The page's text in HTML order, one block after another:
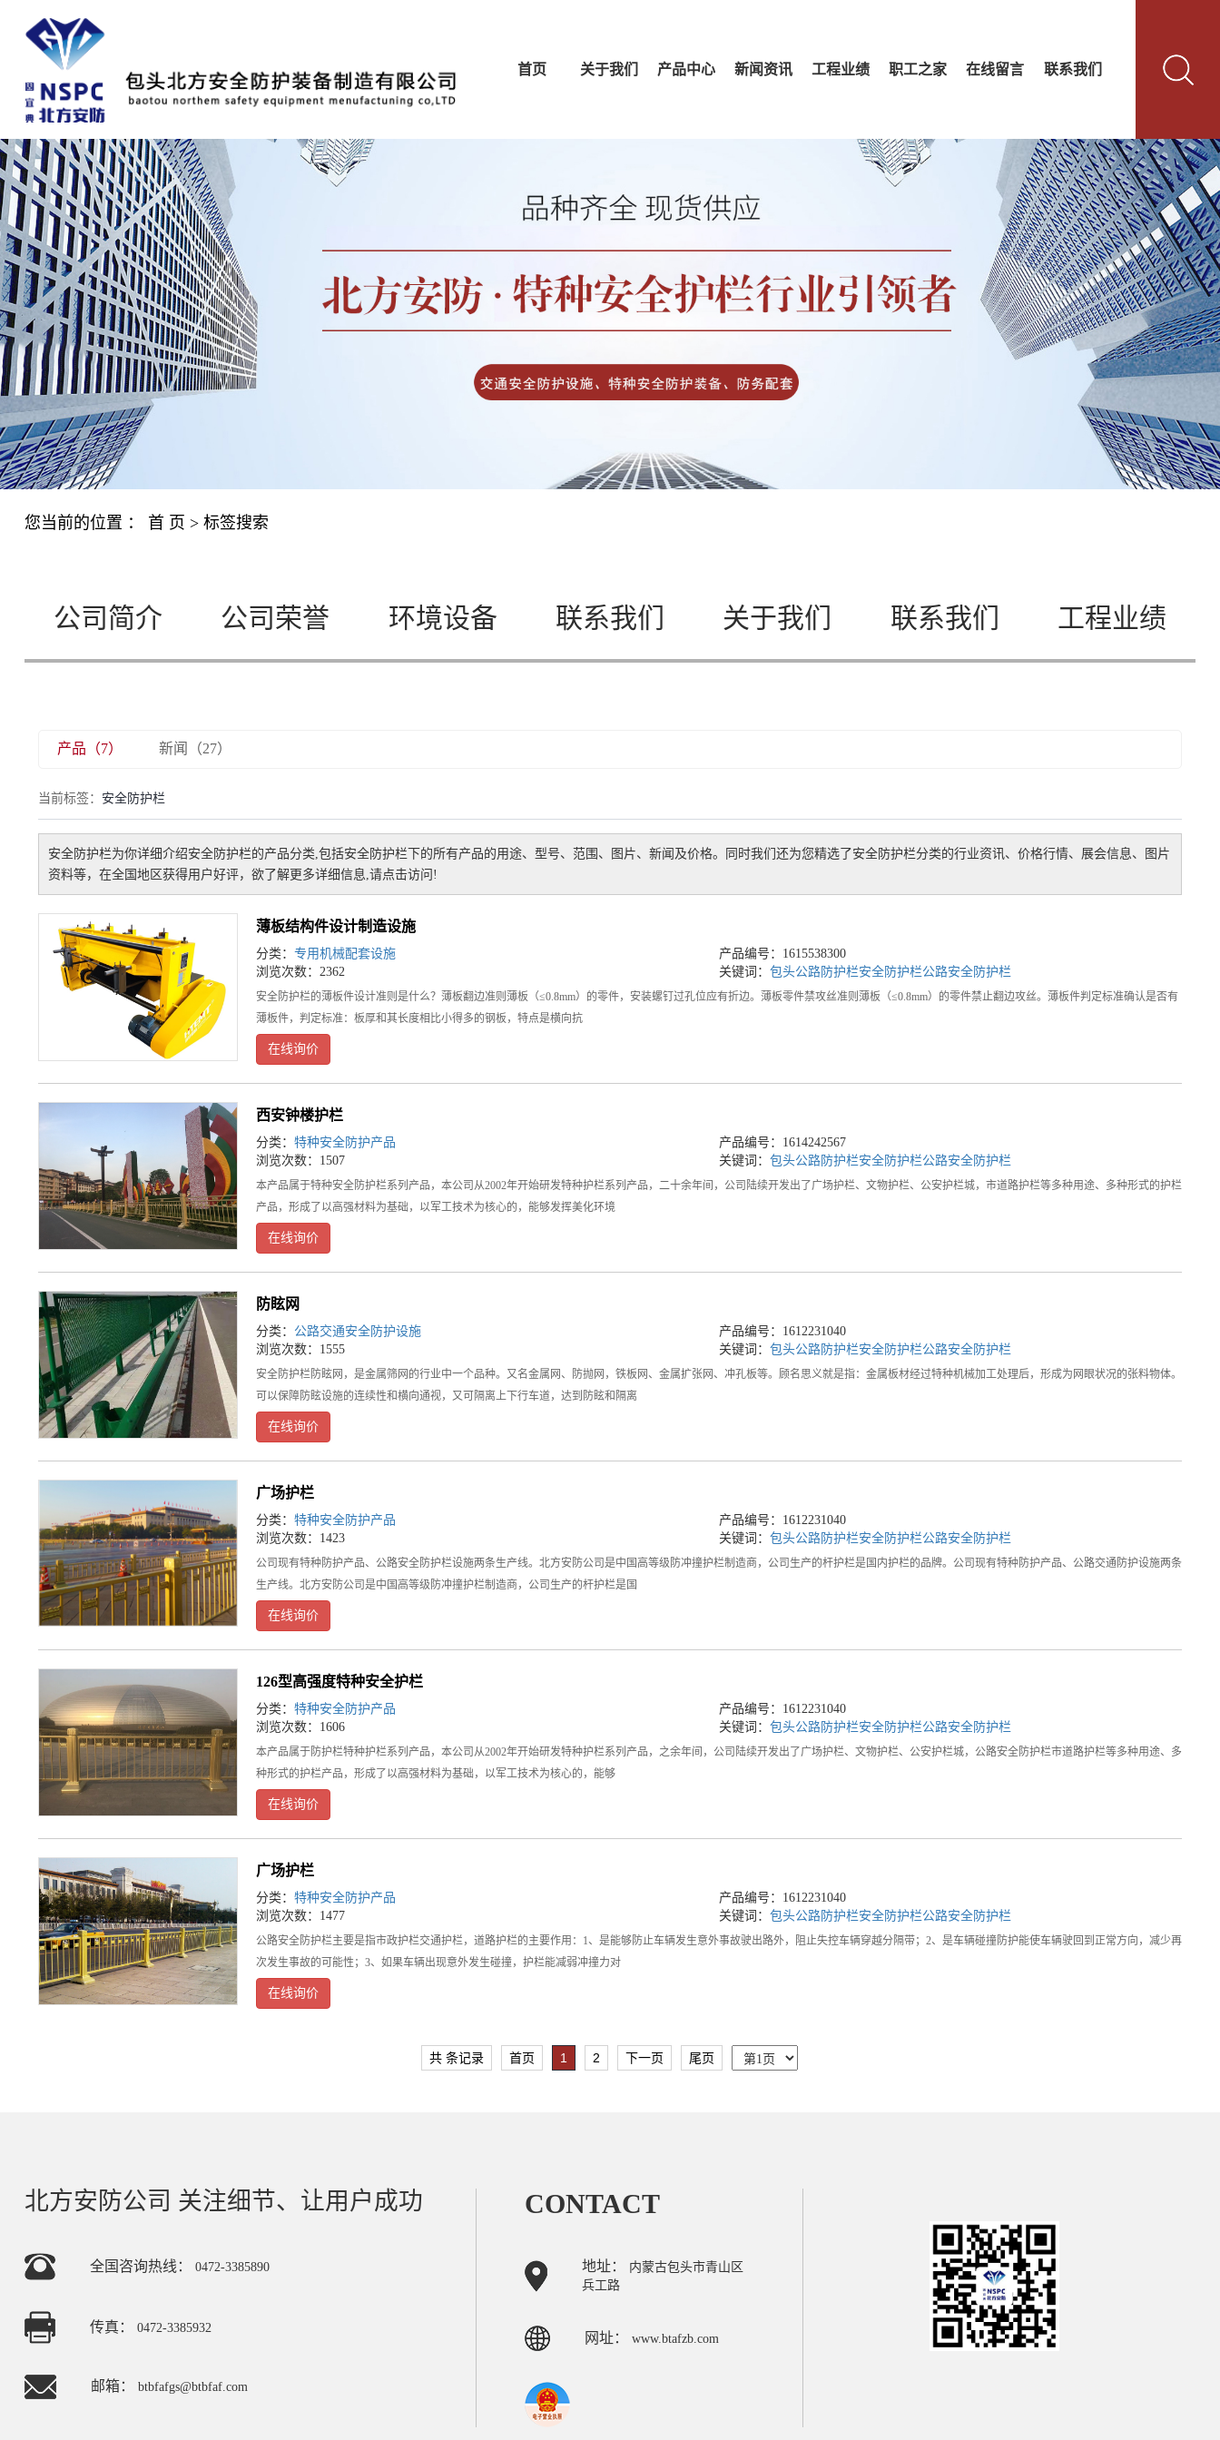
首页 关于我们 产品中心 新闻资讯 工程业绩 职工之家 在线留言 联系我们
您当前的位置 ： 首 页 > 标签搜索
公司简介 公司荣誉 环境设备 联系我们 关于我们 联系我们 工程业绩
产品（7） 新闻（27）
当前标签： 安全防护栏
安全防护栏为你详细介绍安全防护栏的产品分类,包括安全防护栏 下的所有产品的用途、型号、范围、图片、新闻及价格。同时我们还为您精选了 安全防护栏分类的行业资讯、价格行情、展会信息、图片
资料等，在全国地区获得用户好评，欲了解更多详细信息,请点击访问!
薄板结构件设计制造设施
分类： 专用机械配套设施
产品编号：1615538300
浏览次数：2362
关键词： 包头公路防护栏安全防护栏公路安全防护栏
安全防护栏的薄板件设计准则是什么？薄板翻边准则薄板（≤0.8mm）的零件，安装螺钉过孔位应有折边。薄板零件禁攻丝准则薄板（≤0.8mm）的零件禁止翻边攻丝。薄板件判定标准确认是否有
薄板件，判定标准：板厚和其长度相比小得多的钢板，特点是横向抗
在线询价
西安钟楼护栏
分类： 特种安全防护产品
产品编号：1614242567
浏览次数：1507
关键词： 包头公路防护栏安全防护栏公路安全防护栏
本产品属于特种安全防护栏系列产品，本公司从2002年开始研发特种护栏系列产品，二十余年间，公司陆续开发出了广场护栏、文物护栏、公安护栏城，市道路护栏等多种用途、多种形式的护栏
产品，形成了以高强材料为基础，以军工技术为核心的，能够发挥美化环境
在线询价
防眩网
分类： 公路交通安全防护设施
产品编号：1612231040
浏览次数：1555
关键词： 包头公路防护栏安全防护栏公路安全防护栏
安全防护栏防眩网，是金属筛网的行业中一个品种。又名金属网、防抛网，铁板网、金属扩张网、冲孔板等。顾名思义就是指：金属板材经过特种机械加工处理后，形成为网眼状况的张料物体。
可以保障防眩设施的连续性和横向通视，又可隔离上下行车道，达到防眩和隔离
在线询价
广场护栏
分类： 特种安全防护产品
产品编号：1612231040
浏览次数：1423
关键词： 包头公路防护栏安全防护栏公路安全防护栏
公司现有特种防护产品、公路安全防护栏设施两条生产线。北方安防公司是中国高等级防冲撞护栏制造商，公司生产的杆护栏是国内护栏的品牌。公司现有特种防护产品、公路交通防护设施两条
生产线。北方安防公司是中国高等级防冲撞护栏制造商，公司生产的杆护栏是国
在线询价
126型高强度特种安全护栏
分类： 特种安全防护产品
产品编号：1612231040
浏览次数：1606
关键词： 包头公路防护栏安全防护栏公路安全防护栏
本产品属于防护栏特种护栏系列产品，本公司从2002年开始研发特种护栏系列产品，之余年间，公司陆续开发出了广场护栏、文物护栏、公安护栏城，公路安全防护栏市道路护栏等多种用途、多
种形式的护栏产品，形成了以高强材料为基础，以军工技术为核心的，能够
在线询价
广场护栏
分类： 特种安全防护产品
产品编号：1612231040
浏览次数：1477
关键词： 包头公路防护栏安全防护栏公路安全防护栏
公路安全防护栏主要是指市政护栏交通护栏，道路护栏的主要作用：1、是能够防止车辆发生意外事故驶出路外，阻止失控车辆穿越分隔带；2、是车辆碰撞防护能使车辆驶回到正常方向，减少再
次发生事故的可能性；3、如果车辆出现意外发生碰撞，护栏能减弱冲撞力对
在线询价
共 条记录 首页 1 2 下一页 尾页
北方安防公司 关注细节、让用户成功
全国咨询热线： 0472-3385890
传真： 0472-3385932
邮箱： btbfafgs@btbfaf.com
CONTACT
地址：
内蒙古包头市青山区
兵工路
网址： www.btafzb.com